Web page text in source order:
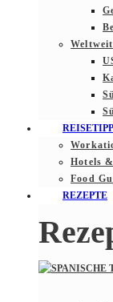
Weltweit
Hotels
Food
REZEPTE